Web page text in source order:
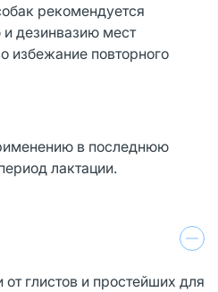
рекомендуется
дезинвазию мест
избежание повторного
в последнюю
лактации.
глистов и простейших для